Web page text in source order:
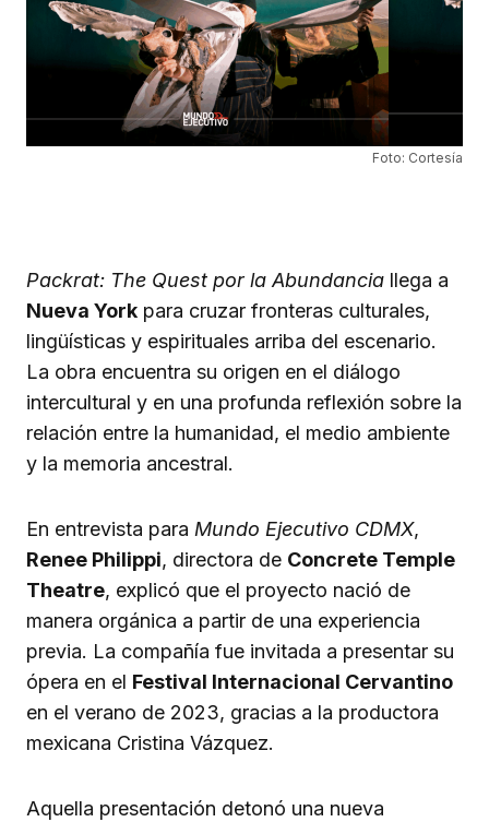
Foto: Cortesía
Packrat: The Quest por la Abundancia llega a
Nueva York para cruzar fronteras culturales,
lingüísticas y espirituales arriba del escenario.
La obra encuentra su origen en el diálogo
intercultural y en una profunda reflexión sobre la
relación entre la humanidad, el medio ambiente
y la memoria ancestral.
En entrevista para Mundo Ejecutivo CDMX,
Renee Philippi, directora de Concrete Temple
Theatre, explicó que el proyecto nació de
manera orgánica a partir de una experiencia
previa. La compañía fue invitada a presentar su
ópera en el Festival Internacional Cervantino
en el verano de 2023, gracias a la productora
mexicana Cristina Vázquez.
Aquella presentación detonó una nueva